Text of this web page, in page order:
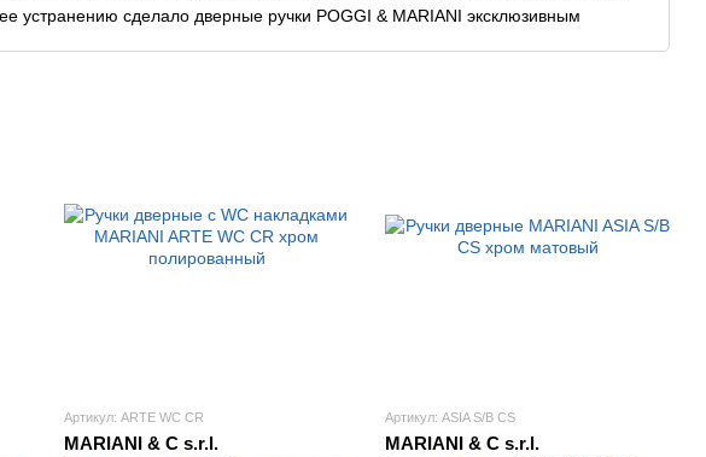
устранению сделало дверные ручки POGGI & MARIANI эксклюзивным
Артикул: ARTE WC CR
MARIANI & C s.r.l.
Артикул: ASIA S/B CS
MARIANI & C s.r.l.